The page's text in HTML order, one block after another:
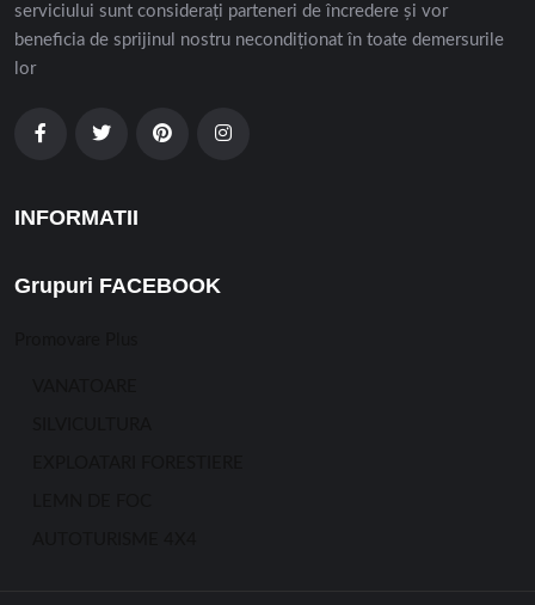
serviciului sunt considerați parteneri de încredere și vor
beneficia de sprijinul nostru necondiționat în toate demersurile
lor
INFORMATII
Grupuri FACEBOOK